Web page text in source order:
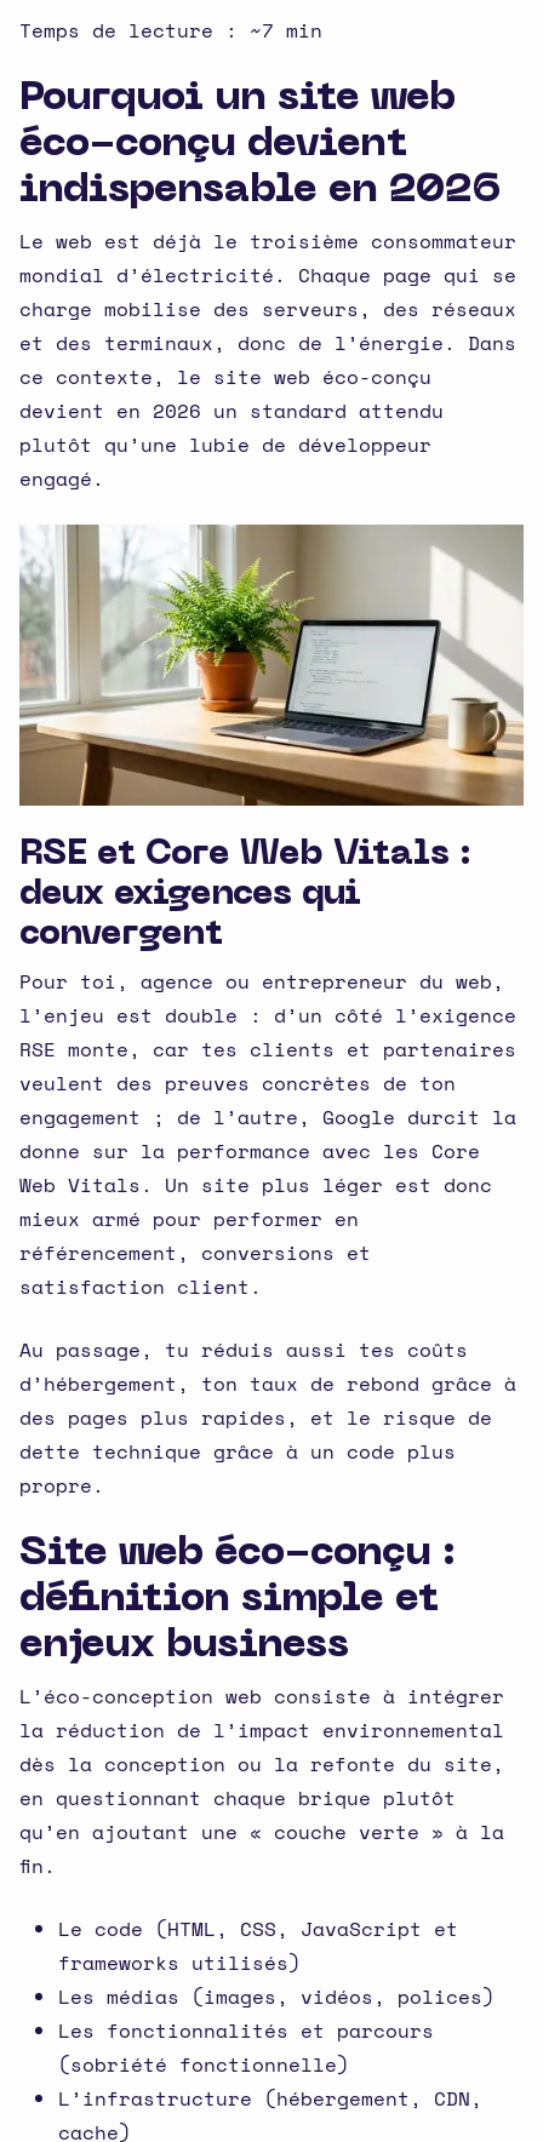
Temps de lecture : ~7 min
Pourquoi un site web
éco-conçu devient
indispensable en 2026
Le web est déjà le troisième consommateur
mondial d’électricité. Chaque page qui se
charge mobilise des serveurs, des réseaux
et des terminaux, donc de l’énergie. Dans
ce contexte, le site web éco-conçu
devient en 2026 un standard attendu
plutôt qu’une lubie de développeur
engagé.
RSE et Core Web Vitals :
deux exigences qui
convergent
Pour toi, agence ou entrepreneur du web,
l’enjeu est double : d’un côté l’exigence
RSE monte, car tes clients et partenaires
veulent des preuves concrètes de ton
engagement ; de l’autre, Google durcit la
donne sur la performance avec les Core
Web Vitals. Un site plus léger est donc
mieux armé pour performer en
référencement, conversions et
satisfaction client.
Au passage, tu réduis aussi tes coûts
d’hébergement, ton taux de rebond grâce à
des pages plus rapides, et le risque de
dette technique grâce à un code plus
propre.
Site web éco-conçu :
définition simple et
enjeux business
L’éco-conception web consiste à intégrer
la réduction de l’impact environnemental
dès la conception ou la refonte du site,
en questionnant chaque brique plutôt
qu’en ajoutant une « couche verte » à la
fin.
Le code (HTML, CSS, JavaScript et
frameworks utilisés)
Les médias (images, vidéos, polices)
Les fonctionnalités et parcours
(sobriété fonctionnelle)
L’infrastructure (hébergement, CDN,
cache)